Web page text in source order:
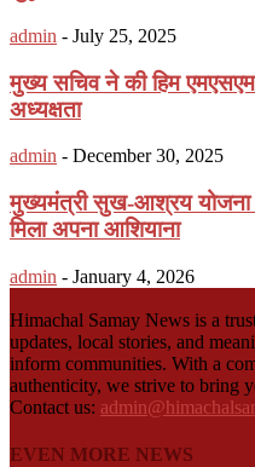
admin - July 25, 2025
मुख्य सचिव ने की हिम
अध्यक्षता
admin - December 30, 2025
मुख्यमंत्री सुख-आश्रय योजना
मिला अपना आशियाना
admin - January 4, 2026
Himachal Samay News is a
updates, local stories, and
inform communities. With a
authenticity, we strive to bring
Contact us:
EVEN MORE NEWS